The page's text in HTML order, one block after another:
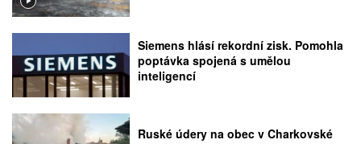
Siemens hlásí rekordní zisk. Pomohla
poptávka spojená s umělou
inteligencí
Ruské údery na obec v Charkovské